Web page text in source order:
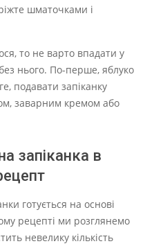
шматочками і
то не варто впадати у
нього. По-перше, яблуко
подавати запіканку
заварним кремом або
запіканка в
готується на основі
рецепті ми розглянемо
невелику кількість